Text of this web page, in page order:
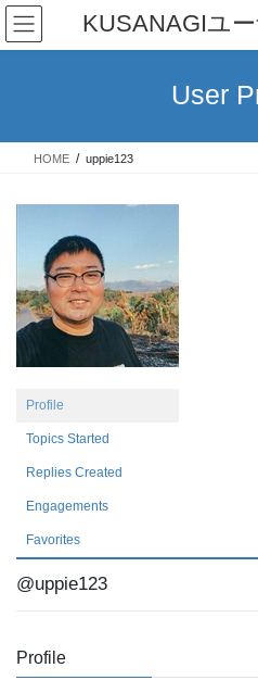
Skip
the
Skip
the
KUSANAGIユ
User
HOME uppie123
Profile
Topics Started
Replies Created
Engagements
Favorites
@uppie123
Profile